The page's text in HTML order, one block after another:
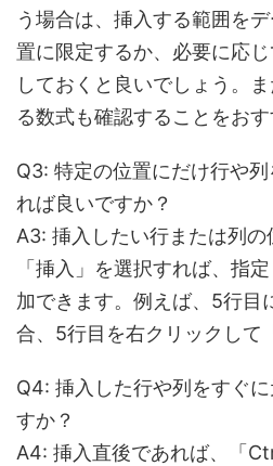
う場合は、挿入する範囲を
置に限定するか、必要に応
しておくと良いでしょう。
る数式も確認することをおす
Q3: 特定の位置にだけ行や
れば良いですか？
A3: 挿入したい行または列の
「挿入」を選択すれば、指
加できます。例えば、5行目
合、5行目を右クリックして
Q4: 挿入した行や列をすぐ
すか？
A4: 挿入直後であれば、「